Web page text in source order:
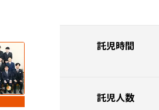
託児時間
託児人数